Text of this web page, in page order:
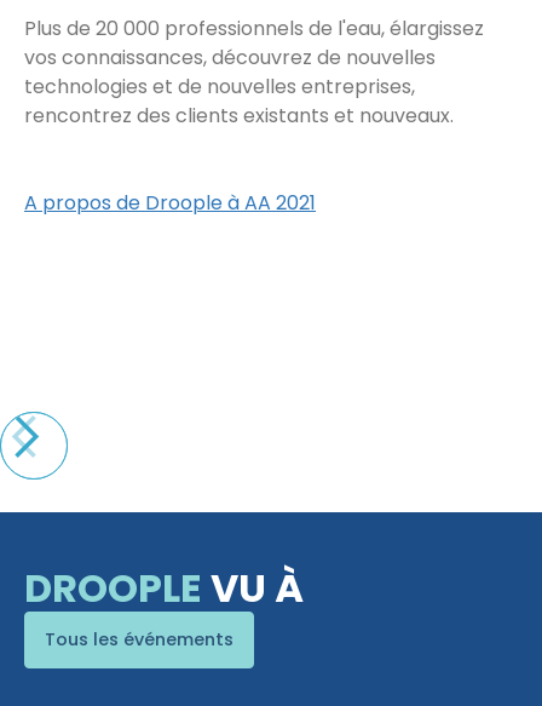
Plus de 20 000 professionnels de l'eau, élargissez
vos connaissances, découvrez de nouvelles
technologies et de nouvelles entreprises,
rencontrez des clients existants et nouveaux.
A propos de Droople à AA 2021
DROOPLE VU À
Tous les événements